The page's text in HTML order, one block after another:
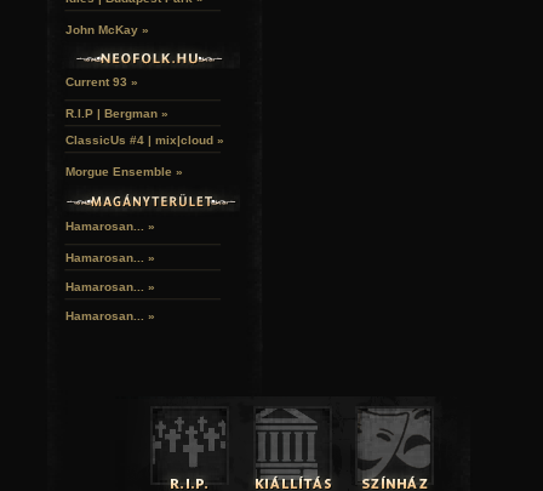
PÉNTEK (március 4.)
21:00 - 23:20 Lepattintva (am. rom. vígj.), FEM3 |
22:00 - 00:35 Vérző olaj (am. filmdráma), CINEMAX 2 |
16:30 - 18:30 Zongoralecke (francia dráma), CINEMAX
20:15 - 22:00 Sin City: Ölni tudnál érte (szín.-ff., am.
23:45 - 01:55 Ellenség a kapuknál (angol-írfilmdráma),
01:15 - 04:00 A tökéletes trükk (angol thriller), RTL KLUB
VASÁRNAP (március 6.)
20:00 - 22:10 Hosszú utazás (am. dráma), HBO |
CSÜTÖRTÖK (február 25.)
21:00 - 23:05 Kontroll (magyar thriller), FILMCAFE |
00:45 - 02:25 Liza, a rókatündér (magyar vígj.), HBO |
PÉNTEK (február 26.)
John McKay »
Current 93 »
R.I.P | Bergman »
ClassicUs #4 | mix|cloud »
Morgue Ensemble »
Hamarosan... »
Hamarosan... »
Hamarosan... »
Hamarosan... »